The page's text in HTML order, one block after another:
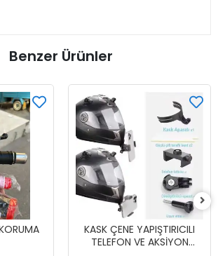
Benzer Ürünler
KASK ÇENE YAPIŞTIRICILI
TELEFON VE AKSİYON